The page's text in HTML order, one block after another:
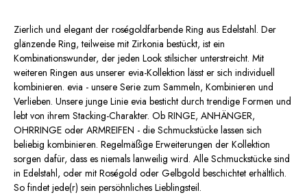
Zierlich und elegant der roségoldfarbende Ring aus Edelstahl. Der
glänzende Ring, teilweise mit Zirkonia bestückt, ist ein
Kombinationswunder, der jeden Look stilsicher unterstreicht. Mit
weiteren Ringen aus unserer evia-Kollektion lässt er sich individuell
kombinieren. evia - unsere Serie zum Sammeln, Kombinieren und
Verlieben. Unsere junge Linie evia besticht durch trendige Formen und
lebt von ihrem Stacking-Charakter. Ob RINGE, ANHÄNGER,
OHRRINGE oder ARMREIFEN - die Schmuckstücke lassen sich
beliebig kombinieren. Regelmäßige Erweiterungen der Kollektion
sorgen dafür, dass es niemals lanweilig wird. Alle Schmuckstücke sind
in Edelstahl, oder mit Roségold oder Gelbgold beschichtet erhältlich.
So findet jede(r) sein persöhnliches Lieblingsteil.